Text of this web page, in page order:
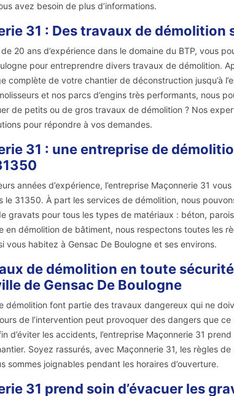
avez besoin de plus d’informations.
31 : Des travaux de démolition
20 ans d’expérience dans le domaine du BTP, vous
pour entreprendre divers travaux de démolition.
complète de votre chantier de déconstruction jusqu’à
et nos parcs d’engins très performants, nous
de petits ou de gros travaux de démolition ? Nos
pour répondre à vos demandes.
31 : une entreprise de
années d’expérience, l’entreprise Maçonnerie 31
le 31350. À part les services de démolition, nous
gravats pour tous les types de matériaux : béton,
en démolition de bâtiment, nous respectons toutes les
vous habitez à Gensac De Boulogne et ses environs.
de démolition en toute
de Gensac De Boulogne
démolition font partie des travaux dangereux qui ne
de l’intervention peut provoquer des dangers que
d’éviter les accidents, l’entreprise Maçonnerie 31
Soyez rassurés, avec Maçonnerie 31, les règles
sommes joignables pendant les horaires d’ouverture.
31 prend soin d’évacuer les